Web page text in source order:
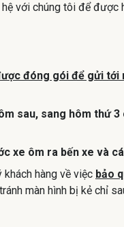
hệ với chúng tôi để
đóng gói để gửi tới
sau, sang hôm thứ
xe ôm ra bến xe và
hàng về việc bảo
màn hình bị kẻ chỉ